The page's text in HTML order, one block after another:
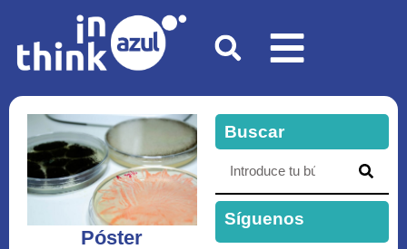
Póster
Buscar
Síguenos